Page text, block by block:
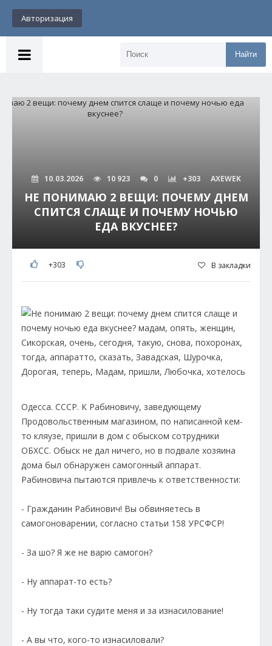
Авторизация
Найти
10.03.2026 10 923 0 +303 AXEWEK
НЕ ПОНИМАЮ 2 ВЕЩИ: ПОЧЕМУ ДНЕМ
СПИТСЯ СЛАЩЕ И ПОЧЕМУ НОЧЬЮ
ЕДА ВКУСНЕЕ?
+303 В закладки
Одесса. СССР. К Рабиновичу, заведующему
Продовольственным магазином, по написанной кем-
то кляузе, пришли в дом с обыском сотрудники
ОБХСС. Обыск не дал ничего, но в подвале хозяина
дома был обнаружен самогонный аппарат.
Рабиновича пытаются привлечь к ответственности:
- Гражданин Рабинович! Вы обвиняетесь в
самогоноварении, согласно статьи 158 УРСФСР!
- За шо? Я же не варю самогон?
- Ну аппарат-то есть?
- Ну тогда таки судите меня и за изнасилование!
- А вы что, кого-то изнасиловали?